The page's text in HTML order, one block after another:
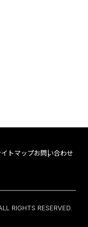
トマップお問い合わせ
RIGHTS RESERVED.